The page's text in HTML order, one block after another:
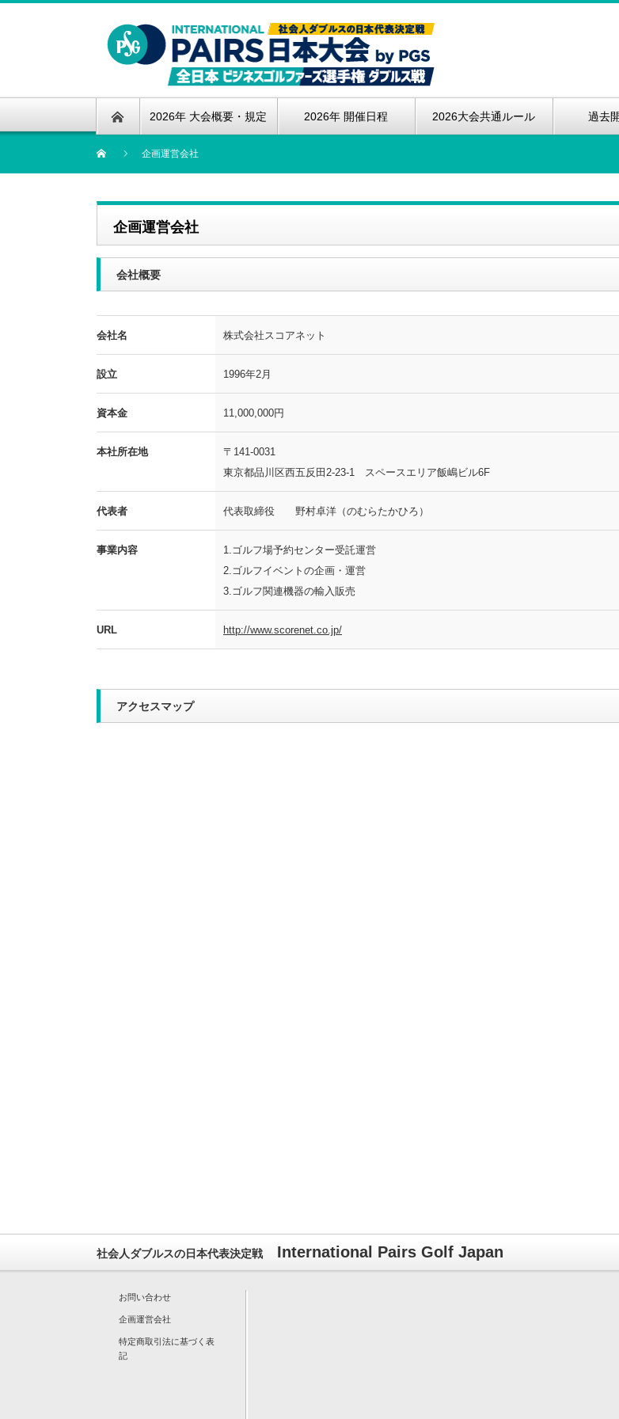
2026年 大会概要・規定 2026年 開催日程 2026大会共通ルール 過去
企画運営会社
企画運営会社
会社概要
会社名 株式会社スコアネット
設立 1996年2月
資本金 11,000,000円
本社所在地
〒141-0031
東京都品川区西五反田2-23-1 スペースエリア飯嶋ビル6F
代表者 代表取締役 野村卓洋（のむらたかひろ）
事業内容
1.ゴルフ場予約センター受託運営
2.ゴルフイベントの企画・運営
3.ゴルフ関連機器の輸入販売
URL http://www.scorenet.co.jp/
アクセスマップ
社会人ダブルスの日本代表決定戦 International Pairs Golf Japan
お問い合わせ
企画運営会社
特定商取引法に基づく表
記